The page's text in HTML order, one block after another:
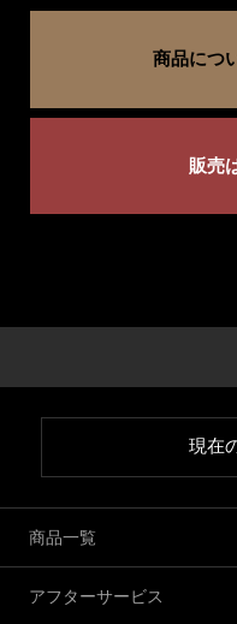
商品につ
販売
現在
商品一覧
アフターサービス